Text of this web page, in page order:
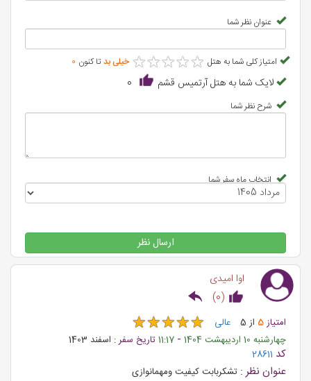
عنوان نظر شما
امتیاز کلی شما به هتل ★★★★★
★★★★★ خیلی بد تا کنون 0
لایک شما به هتل آرتمیس قشم 0
شرح نظر شما
انتخاب ماه سفر شما
ارسال نظر
اوا امیدی
(
0
)
امتیاز5 از 5 عالی ★★★★★
★★★★★
چهارشنبه 10 اردیبهشت 1404 -
11:17تاریخ سفر : اسفند 1403
کد 28611
عنوان نظر : تشکربابت کیفیت ومهمانوازی